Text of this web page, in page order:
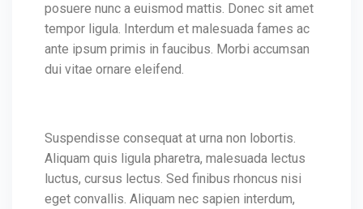
posuere nunc a euismod mattis. Donec sit amet
tempor ligula. Interdum et malesuada fames ac
ante ipsum primis in faucibus. Morbi accumsan
dui vitae ornare eleifend.
Suspendisse consequat at urna non lobortis.
Aliquam quis ligula pharetra, malesuada lectus
luctus, cursus lectus. Sed finibus rhoncus nisi
eget convallis. Aliquam nec sapien interdum,